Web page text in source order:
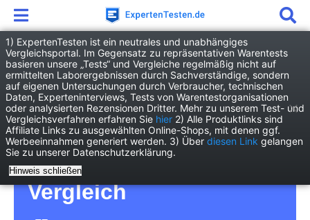
Garten Gartenfreizeit Koffergrill
Koffergrill Test 2026 •
Die 8 besten
Koffergrills im
Vergleich
1) ExpertenTesten ist ein neutrales und unabhängiges
Vergleichsportal. Im Gegensatz zu repräsentativen Warentests
basieren unsere „Tests“ und Vergleiche regelmäßig nicht auf
ermittelten Laborergebnissen durch Sachverständige, sondern
auf eigenen Untersuchungen durch Verbraucher, technischen
Daten, Experteninterviews, Tests von Warentestorganisationen
oder analysierten Rezensionen Dritter. Mehr zu unserem Test- und
Vergleichsverfahren erfahren Sie hier 2) Alle Produktlinks sind
Affiliate Links zu ausgewählten Online-Shops, mit denen ggf.
Werbeeinnahmen generiert werden. 3) Über diesen Link gelangen
Sie zu unserer Datenschutzerklärung.
Hinweis schließen